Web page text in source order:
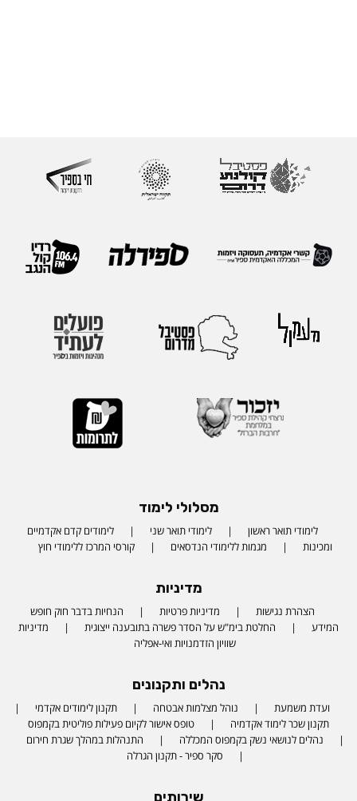
מסלולי לימוד
לימודי תואר ראשון לימודי תואר שני
לימודים קדם אקדמיים
ומכינות
מגמות ללימודי הנדסאים קורסי המרכז ללימודי חוץ
מדיניות
הצהרת נגישות מדיניות פרטיות
הנחיות בדבר חוק חופש
המידע
החלטת בימ"ש על הסדר פשרה בתובענה ייצוגית
מדיניות
שוויון הזדמנויות ואי-אפליה
נהלים ותקנונים
ועדת משמעת נוהל מצלמות אבטחה
תקנון לימודים אקדמי
תקנון שכר לימוד אקדמיה
טופס אישור לקיום פעילות פוליטית בקמפוס
נהלים לנושאי נשק בקמפוס המכללה
התנהלות במהלך שגרת חירום
סקר ספיר - תקנון הגרלה
שירותים